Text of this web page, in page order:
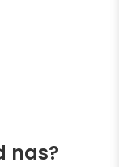
nas?